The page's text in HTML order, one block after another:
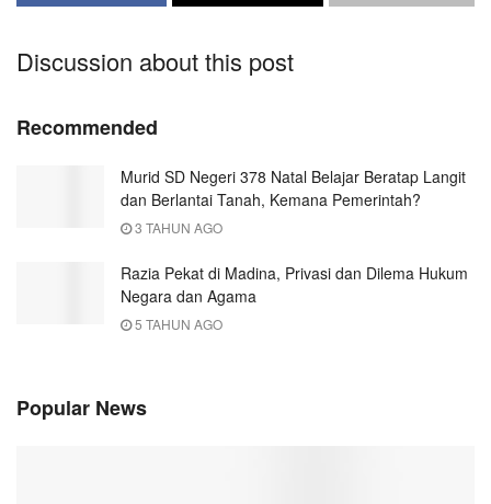
Discussion about this post
Recommended
Murid SD Negeri 378 Natal Belajar Beratap Langit
dan Berlantai Tanah, Kemana Pemerintah?
3 TAHUN AGO
Razia Pekat di Madina, Privasi dan Dilema Hukum
Negara dan Agama
5 TAHUN AGO
Popular News